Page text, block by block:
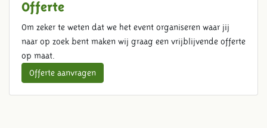
Offerte
Om zeker te weten dat we het event organiseren waar jij
naar op zoek bent maken wij graag een vrijblijvende offerte
op maat.
Offerte aanvragen